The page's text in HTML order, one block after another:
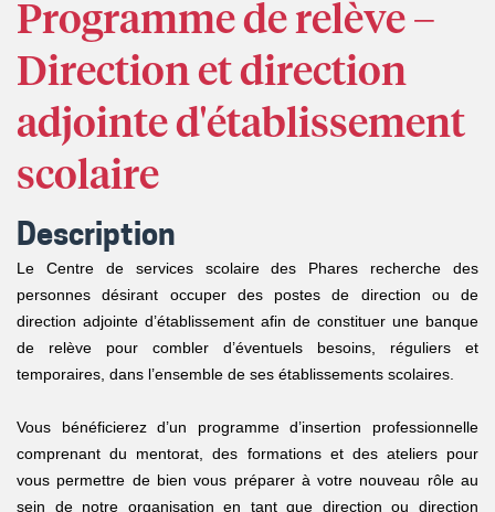
Programme de relève –
Direction et direction
adjointe d'établissement
scolaire
Description
Le Centre de services scolaire des Phares recherche des
personnes désirant occuper des postes de direction ou de
direction adjointe d’établissement afin de constituer une banque
de relève pour combler d’éventuels besoins, réguliers et
temporaires, dans l’ensemble de ses établissements scolaires.
Vous bénéficierez d’un programme d’insertion professionnelle
comprenant du mentorat, des formations et des ateliers pour
vous permettre de bien vous préparer à votre nouveau rôle au
sein de notre organisation en tant que direction ou direction